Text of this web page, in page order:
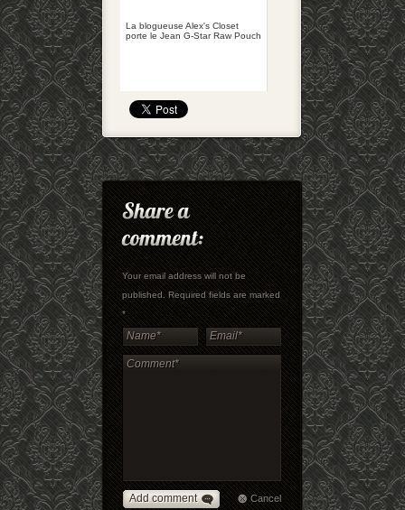
La blogueuse Alex's Closet
porte le Jean G-Star Raw Pouch
Your email address will not be
published. Required fields are marked
*
Add comment Cancel